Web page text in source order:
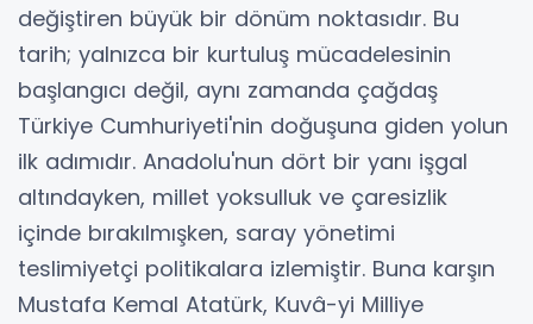
değiştiren büyük bir dönüm noktasıdır. Bu
tarih; yalnızca bir kurtuluş mücadelesinin
başlangıcı değil, aynı zamanda çağdaş
Türkiye Cumhuriyeti'nin doğuşuna giden yolun
ilk adımıdır. Anadolu'nun dört bir yanı işgal
altındayken, millet yoksulluk ve çaresizlik
içinde bırakılmışken, saray yönetimi
teslimiyetçi politikalara izlemiştir. Buna karşın
Mustafa Kemal Atatürk, Kuvâ-yi Milliye